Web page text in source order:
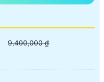
9,400,000 ₫